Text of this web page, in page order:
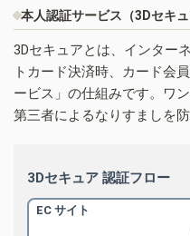
本人認証サービス（3Dセキ
3Dセキュアとは、インター
トカード決済時、カード会
ービス」の仕組みです。ワ
第三者によるなりすましを
3Dセキュア 認証フロー
EC サイト